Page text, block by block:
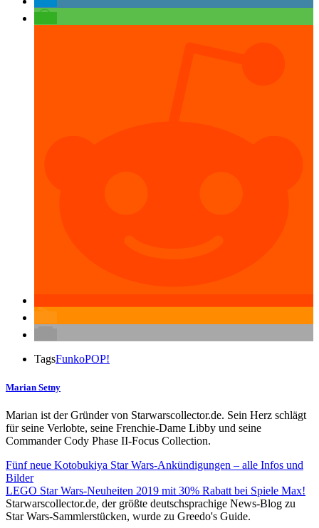
TagsFunkoPOP!
Marian Setny
Marian ist der Gründer von Starwarscollector.de. Sein Herz schlägt
für seine Verlobte, seine Frenchie-Dame Libby und seine
Commander Cody Phase II-Focus Collection.
Fünf neue Kotobukiya Star Wars-Ankündigungen – alle Infos und
Bilder
LEGO Star Wars-Neuheiten 2019 mit 30% Rabatt bei Spiele Max!
Starwarscollector.de, der größte deutschsprachige News-Blog zu
Star Wars-Sammlerstücken, wurde zu Greedo's Guide.